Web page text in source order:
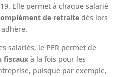
Elle permet à chaque salarié
de retraite dès lors
salariés, le PER permet de
fiscaux à la fois pour les
puisque par exemple,